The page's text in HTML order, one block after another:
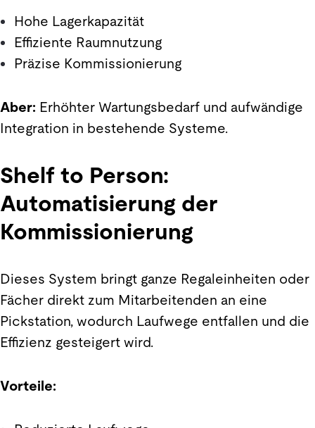
Hohe Lagerkapazität
Effiziente Raumnutzung
Präzise Kommissionierung
Aber: Erhöhter Wartungsbedarf und aufwändige
Integration in bestehende Systeme.
Shelf to Person:
Automatisierung der
Kommissionierung
Dieses System bringt ganze Regaleinheiten oder
Fächer direkt zum Mitarbeitenden an eine
Pickstation, wodurch Laufwege entfallen und die
Effizienz gesteigert wird.
Vorteile: